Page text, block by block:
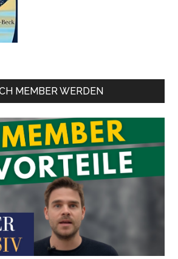
MEMBER WERDEN